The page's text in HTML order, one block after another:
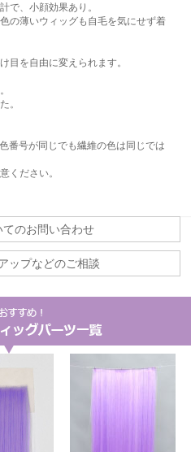
で、小顔効果あり。
の薄いウィッグも自毛を気にせず着
目を自由に変えられます。
。
番号が同じでも繊維の色は同じでは
ください。
てのお問い合わせ
ップなどのご相談